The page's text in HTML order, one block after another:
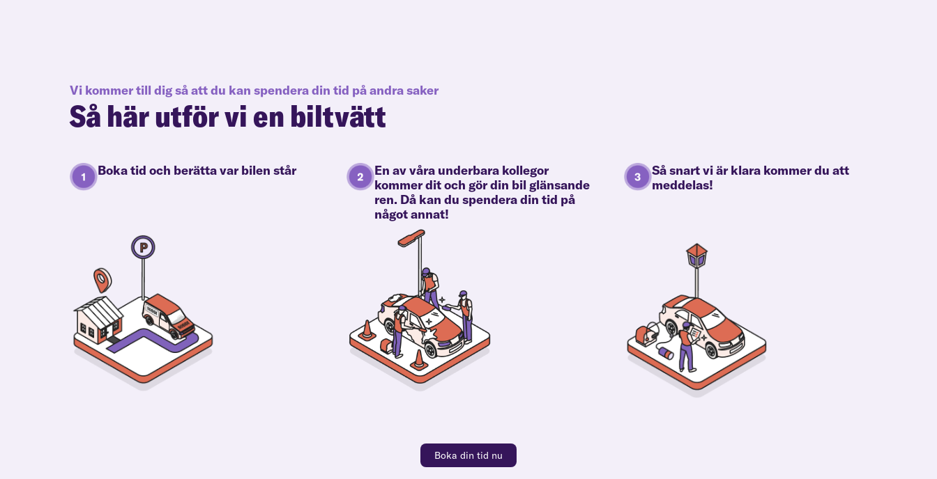
Vi kommer till dig så att du kan spendera din tid på andra saker
Så här utför vi en biltvätt
Boka tid och berätta var bilen står
En av våra underbara kollegor
kommer dit och gör din bil glänsande
ren. Då kan du spendera din tid på
något annat!
Så snart vi är klara kommer du att
meddelas!
Boka din tid nu